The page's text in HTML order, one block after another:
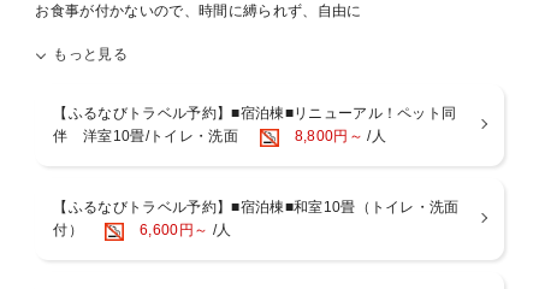
お食事が付かないので、時間に縛られず、自由に
グランピング施設、レストランなどを詰め込み
新しく生まれた「リトリート空間」で、
心と体を癒しませんか？
【温泉】
地下約1000mから湧出し、豊富な湯量の天然温泉。
もっと見る
【ふるなびトラベル予約】■宿泊棟■リニューアル！ペット同
伴 洋室10畳/トイレ・洗面
8,800円～ /人
【ふるなびトラベル予約】■宿泊棟■和室10畳（トイレ・洗面
付）
6,600円～ /人